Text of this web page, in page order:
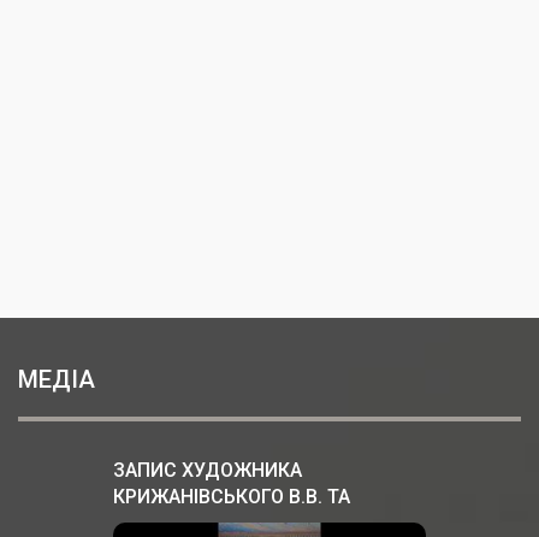
МЕДІА
ЗАПИС ХУДОЖНИКА
КРИЖАНІВСЬКОГО В.В. ТА
ПРОФЕСОРА ПЕРЕГІНЦЯ В.М. В